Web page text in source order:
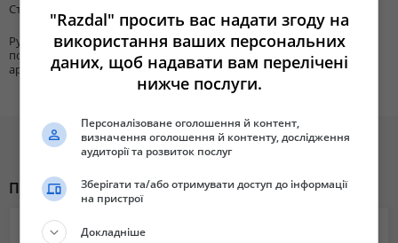
Страна
Рубрика
посуточной
аренды жилья
Предложения Туроператоров
Похожие объявления
"Razdal" просить вас надати згоду на
використання ваших персональних
даних, щоб надавати вам перелічені
нижче послуги.
Персоналізоване оголошення й контент,
визначення оголошення й контенту, дослідження
аудиторії та розвиток послуг
Зберігати та/або отримувати доступ до інформації
на пристрої
Докладніше